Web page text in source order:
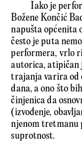
Iako je
Božene Končić
napušta općenita
često je puta
performera, vrlo
autorica, atipičan
trajanja varira od
dana, a ono što
činjenica da
(izvođenje,
njenom tretmanu
suprotnost.